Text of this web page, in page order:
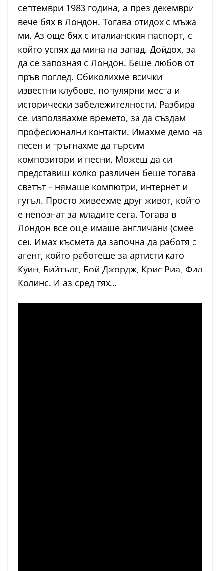
септември 1983 година, а през декември
вече бях в Лондон. Тогава отидох с мъжа
ми. Аз още бях с италианския паспорт, с
който успях да мина на запад. Дойдох, за
да се запозная с Лондон. Беше любов от
пръв поглед. Обиколихме всички
известни клубове, популярни места и
исторически забележителности. Разбира
се, използвахме времето, за да създам
професионални контакти. Имахме демо на
песен и тръгнахме да търсим
композитори и песни. Можеш да си
представиш колко различен беше тогава
светът – нямаше компютри, интернет и
гугъл. Просто живеехме друг живот, който
е непознат за младите сега. Тогава в
Лондон все още имаше англичани (смее
се). Имах късмета да започна да работя с
агент, който работеше за артисти като
Куин, Бийтълс, Бой Джордж, Крис Риа, Фил
Колинс. И аз сред тях…